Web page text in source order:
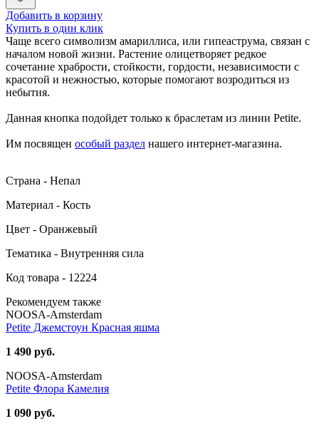
Добавить в корзину
Купить в один клик
Чаще всего символизм амариллиса, или гипеаструма, связан с
началом новой жизни. Растение олицетворяет редкое
сочетание храбрости, стойкости, гордости, независимости с
красотой и нежностью, которые помогают возродиться из
небытия.
Данная кнопка подойдет только к браслетам из линии Petite.
Им посвящен особый раздел нашего интернет-магазина.
Страна - Непал
Материал - Кость
Цвет - Оранжевый
Тематика - Внутренняя сила
Код товара - 12224
Рекомендуем также
NOOSA-Amsterdam
Petite Джемстоун Красная яшма
1 490 руб.
NOOSA-Amsterdam
Petite Флора Камелия
1 090 руб.